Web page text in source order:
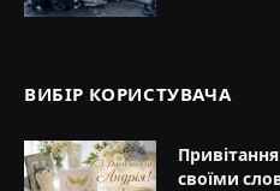
ВИБІР КОРИСТУВАЧА
своїми